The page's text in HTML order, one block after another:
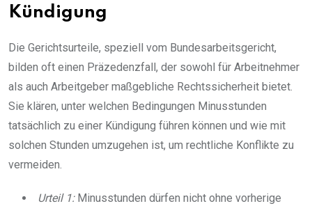
Kündigung
Die Gerichtsurteile, speziell vom Bundesarbeitsgericht,
bilden oft einen Präzedenzfall, der sowohl für Arbeitnehmer
als auch Arbeitgeber maßgebliche Rechtssicherheit bietet.
Sie klären, unter welchen Bedingungen Minusstunden
tatsächlich zu einer Kündigung führen können und wie mit
solchen Stunden umzugehen ist, um rechtliche Konflikte zu
vermeiden.
Urteil 1:Minusstunden dürfen nicht ohne vorherige